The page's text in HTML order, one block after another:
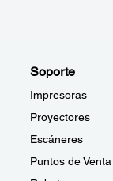
Soporte
Impresoras
Proyectores
Escáneres
Puntos de Venta